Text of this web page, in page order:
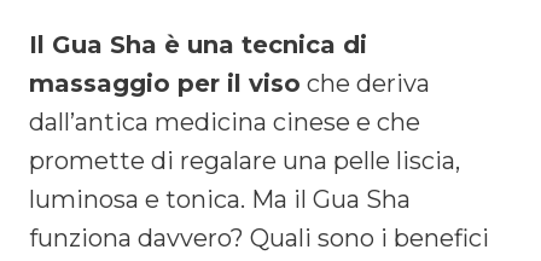
Il Gua Sha è una tecnica di
massaggio per il viso che deriva
dall’antica medicina cinese e che
promette di regalare una pelle liscia,
luminosa e tonica. Ma il Gua Sha
funziona davvero? Quali sono i benefici